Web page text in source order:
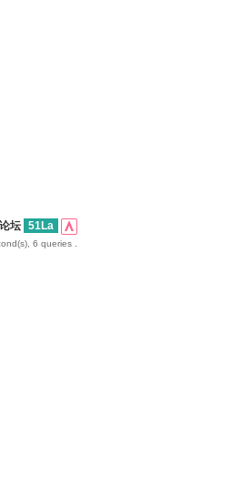
坛 51La
6 queries .